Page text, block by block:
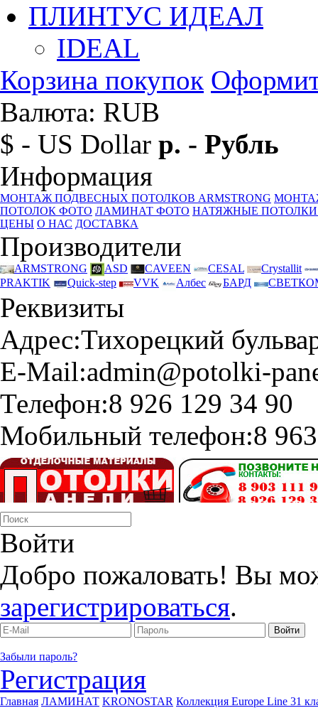
ПЛИНТУС ИДЕАЛ
IDEAL
Корзина покупок
Валюта: RUB
$ - US Dollar р. - Рубль
Информация
МОНТАЖ ПОДВЕСНЫХ ПОТОЛКОВ ARMSTRONG
ПОТОЛОК ФОТО ЛАМИНАТ ФОТО НАТЯЖНЫЕ ПОТОЛКИ
ЦЕНЫ О НАС ДОСТАВКА
Производители
ARMSTRONG ASD CAVEEN CESAL
Crystallit
PRAKTIK
Quick-step VVK Албес БАРД
Реквизиты
Адрес:Тихорецкий
E-Mail:admin@potolki-
Телефон:8 926 129 34 90
Мобильный телефон:8
Войти
Добро пожаловать! Вы
зарегистрироваться.
Забыли пароль?
Регистрация
Главная ЛАМИНАТ KRONOSTAR Коллекция Europe Line 31